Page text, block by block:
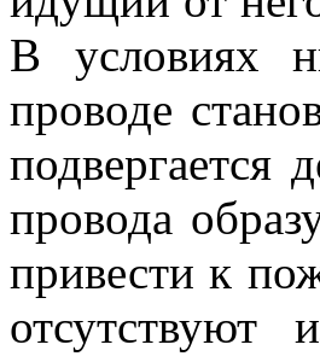
В условиях
проводе
подвергается
провода
привести к